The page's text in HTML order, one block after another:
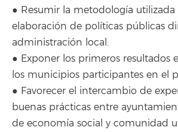
● Resumir la metodología utilizada
elaboración de políticas públicas
administración local.
● Exponer los primeros resultados
los municipios participantes en el
● Favorecer el intercambio de
buenas prácticas entre
de economía social y comunidad